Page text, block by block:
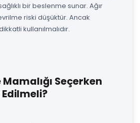
bir beslenme sunar. Ağır
riski düşüktür. Ancak
kullanılmalıdır.
Seçerken